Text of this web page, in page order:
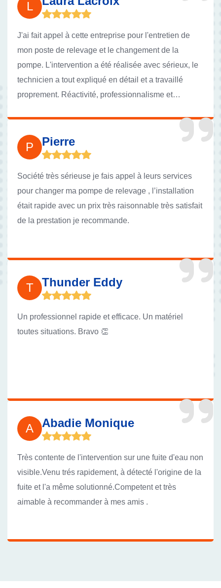
L
J'ai fait appel à cette entreprise pour l'entretien de
mon poste de relevage et le changement de la
pompe. L'intervention a été réalisée avec sérieux, le
technicien a tout expliqué en détail et a travaillé
proprement. Réactivité, professionnalisme et
de savoir que mon installation est entre de bonnes
mains. Je recommande vivement leurs services !
P Pierre
Société très sérieuse je fais appel à leurs services
pour changer ma pompe de relevage , l’installation
était rapide avec un prix très raisonnable très satisfait
de la prestation je recommande.
T Thunder Eddy
Un professionnel rapide et efficace. Un matériel
toutes situations. Bravo 👏
A Abadie Monique
Très contente de l'intervention sur une fuite d'eau non
visible.Venu trés rapidement, à détecté l'origine de la
fuite et l'a même solutionné.Competent et très
aimable à recommander à mes amis .